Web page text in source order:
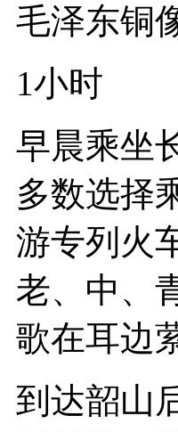
毛泽东铜
1小时
早晨乘坐
多数选择
游专列火
老、中、
歌在耳边
到达韶山